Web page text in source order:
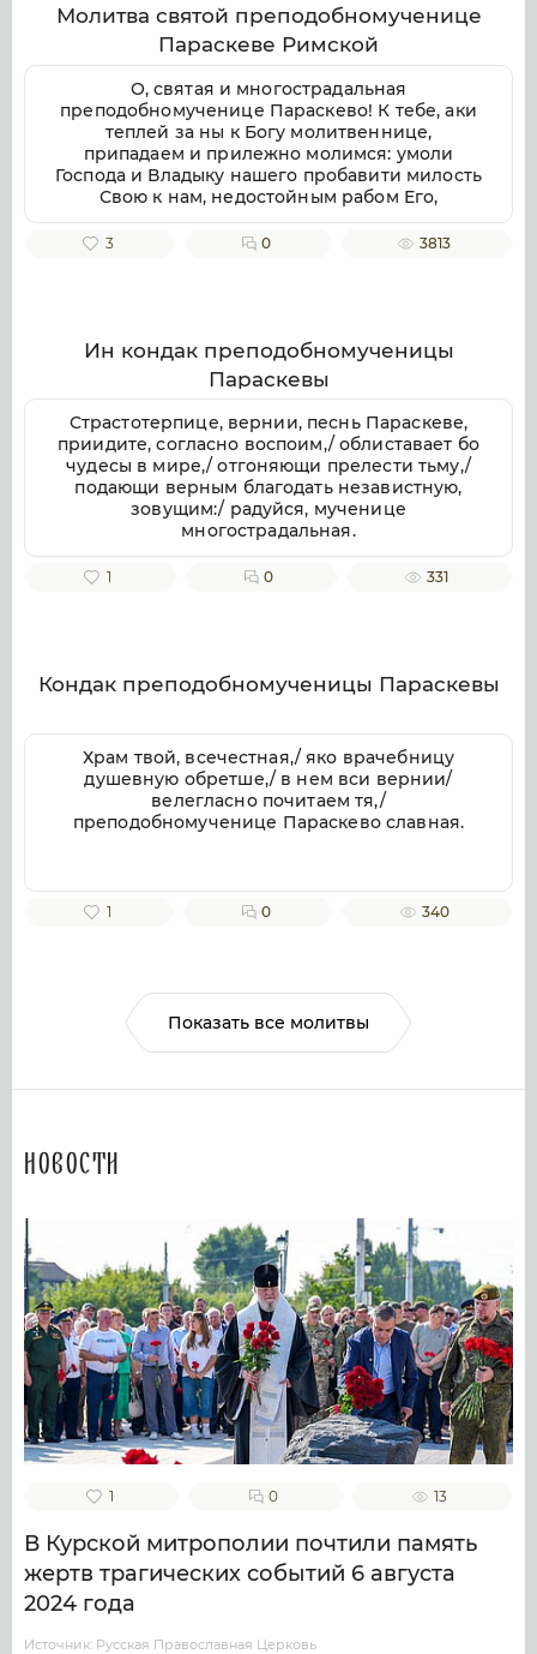
заступления и достойную песнь тебе
приносящих, тебе ублажаем, отче Моисее, тя
воспеваем, чистоты светильниче,
прославляюще милостиваго Бога, во Святей
Безначальней Троице славимаго Отца и Сына
и Святаго Духа, ныне и присно и во веки
веков. Аминь.
Молитва святой преподобномученице
Параскеве Римской
О, святая и многострадальная
преподобномученице Параскево! К тебе, аки
теплей за ны к Богу молитвеннице,
припадаем и прилежно молимся: умоли
Господа и Владыку нашего пробавити милость
Свою к нам, недостойным рабом Его,
даровати же нам душевное и телесное
здравие, земли плодоносие, воздуха
поживше, сподобимся благую кончину
христианскую улучити и Царствие Небесное
наследити. Ей, предстательнице наша благая!
Не посрами упования нашего, еже по Бозе и
Пресвятей Богородице крепкое на Тя
возлагаем, но буди нам ходатаица во
спасение, да сподобимся вкупе с тобою и
всеми святыми в радости блаженства
вечнаго славити во твоем заступлении
великую милость Бога нашего, Отца, и Сына,
и Святаго Духа, ныне и присно, и во веки
веков. Аминь.
3 0 3813
Ин кондак преподобномученицы
Параскевы
Страстотерпице, вернии, песнь Параскеве,
приидите, согласно воспоим,/ облиставает бо
чудесы в мире,/ отгоняющи прелести тьму,/
подающи верным благодать независтную,
зовущим:/ радуйся, мученице
многострадальная.
1 0 331
Кондак преподобномученицы Параскевы
Храм твой, всечестная,/ яко врачебницу
душевную обретше,/ в нем вси вернии/
велегласно почитаем тя,/
преподобномученице Параскево славная.
1 0 340
Показать все молитвы
Новости
1 0 13
В Курской митрополии почтили память
жертв трагических событий 6 августа
2024 года
Источник: Русская Православная Церковь